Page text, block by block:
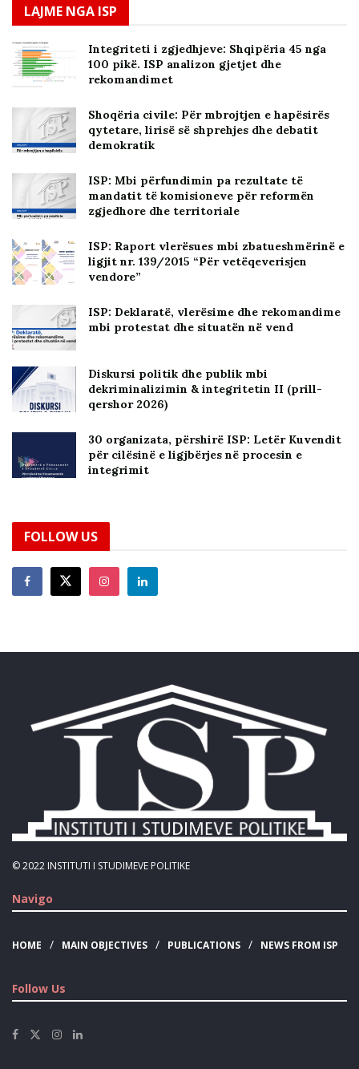
LAJME NGA ISP
Integriteti i zgjedhjeve: Shqipëria 45 nga
100 pikë. ISP analizon gjetjet dhe
rekomandimet
Shoqëria civile: Për mbrojtjen e hapësirës
qytetare, lirisë së shprehjes dhe debatit
demokratik
ISP: Mbi përfundimin pa rezultate të
mandatit të komisioneve për reformën
zgjedhore dhe territoriale
ISP: Raport vlerësues mbi zbatueshmërinë e
ligjit nr. 139/2015 “Për vetëqeverisjen
vendore”
ISP: Deklaratë, vlerësime dhe rekomandime
mbi protestat dhe situatën në vend
Diskursi politik dhe publik mbi
dekriminalizimin & integritetin II (prill-
qershor 2026)
30 organizata, përshirë ISP: Letër Kuvendit
për cilësinë e ligjbërjes në procesin e
integrimit
FOLLOW US
© 2022 INSTITUTI I STUDIMEVE POLITIKE
Navigo
HOME MAIN OBJECTIVES PUBLICATIONS NEWS FROM ISP
Follow Us